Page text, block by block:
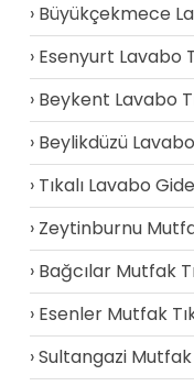
Büyükçekmece
Esenyurt Lavabo
Beykent Lavabo
Beylikdüzü
Tıkalı Lavabo
Zeytinburnu
Bağcılar Mutfak
Esenler Mutfak
Sultangazi Mutfak